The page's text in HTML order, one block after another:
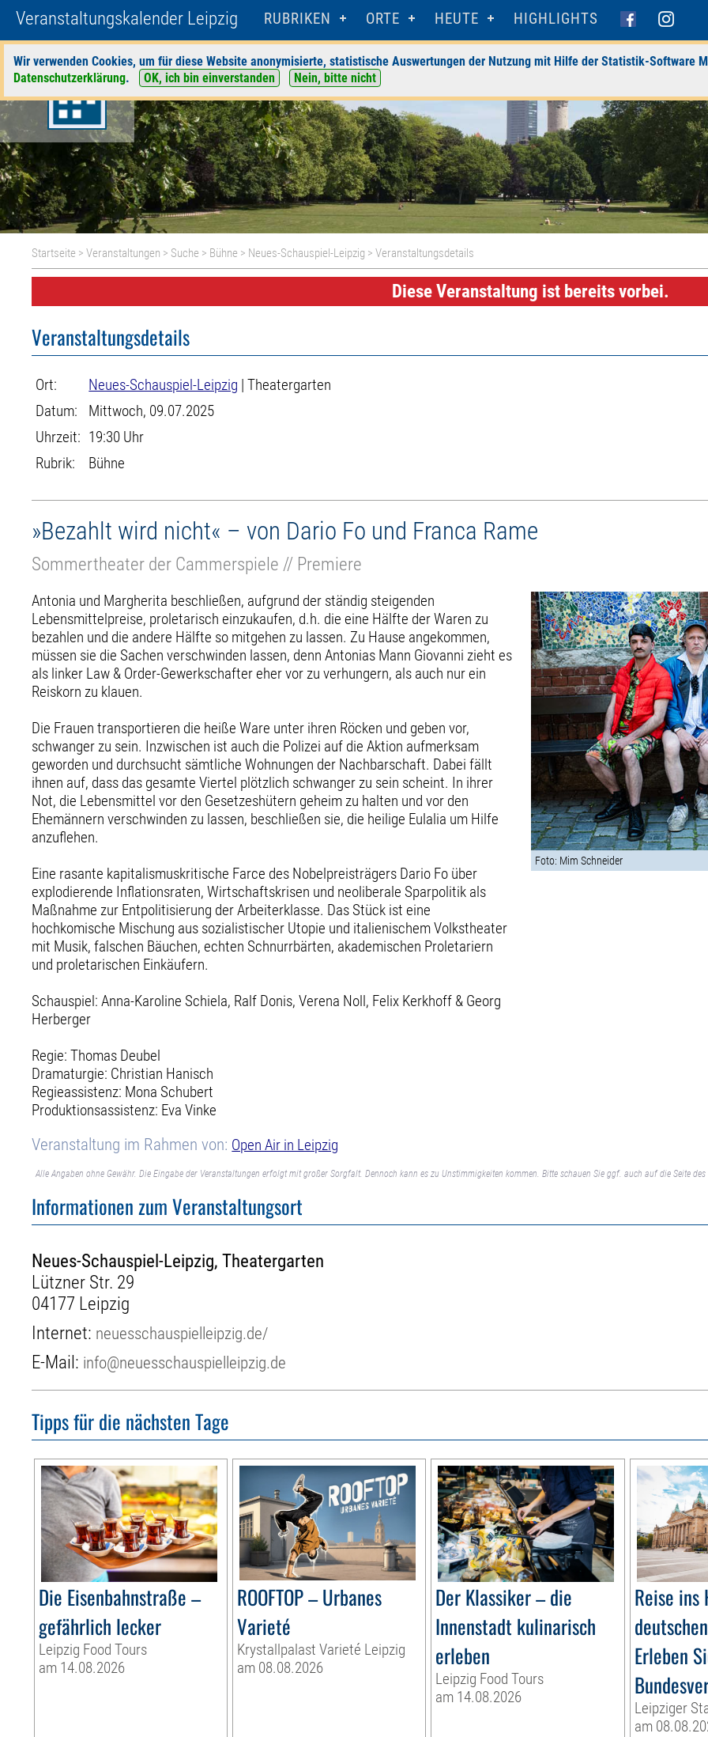
Veranstaltungskalender Leipzig RUBRIKEN ORTE HEUTE HIGHLIGHTS
Wir verwenden Cookies, um für diese Website anonymisierte, statistische Auswertungen der Nutzung mit Hilfe der Statistik-Software
Datenschutzerklärung. OK, ich bin einverstanden Nein, bitte nicht
Startseite >Veranstaltungen > Suche > Bühne > Neues-Schauspiel-Leipzig > Veranstaltungsdetails
Diese Veranstaltung ist bereits vorbei.
Veranstaltungsdetails
Ort: Neues-Schauspiel-Leipzig | Theatergarten
Datum:
Mittwoch, 09.07.2025
Uhrzeit: 19:30 Uhr
Rubrik:
Bühne
»Bezahlt wird nicht« – von Dario Fo und Franca Rame
Sommertheater der Cammerspiele // Premiere
Antonia und Margherita beschließen, aufgrund der ständig steigenden
Lebensmittelpreise, proletarisch einzukaufen, d.h. die eine Hälfte der Waren zu
bezahlen und die andere Hälfte so mitgehen zu lassen. Zu Hause angekommen,
müssen sie die Sachen verschwinden lassen, denn Antonias Mann Giovanni zieht es
als linker Law & Order-Gewerkschafter eher vor zu verhungern, als auch nur ein
Reiskorn zu klauen.
Die Frauen transportieren die heiße Ware unter ihren Röcken und geben vor,
schwanger zu sein. Inzwischen ist auch die Polizei auf die Aktion aufmerksam
geworden und durchsucht sämtliche Wohnungen der Nachbarschaft. Dabei fällt
ihnen auf, dass das gesamte Viertel plötzlich schwanger zu sein scheint. In ihrer
Not, die Lebensmittel vor den Gesetzeshütern geheim zu halten und vor den
Ehemännern verschwinden zu lassen, beschließen sie, die heilige Eulalia um Hilfe
anzuflehen.
Eine rasante kapitalismuskritische Farce des Nobelpreisträgers Dario Fo über
explodierende Inflationsraten, Wirtschaftskrisen und neoliberale Sparpolitik als
Maßnahme zur Entpolitisierung der Arbeiterklasse. Das Stück ist eine
hochkomische Mischung aus sozialistischer Utopie und italienischem Volkstheater
mit Musik, falschen Bäuchen, echten Schnurrbärten, akademischen Proletariern
und proletarischen Einkäufern.
Schauspiel: Anna-Karoline Schiela, Ralf Donis, Verena Noll, Felix Kerkhoff & Georg
Herberger
Regie: Thomas Deubel
Dramaturgie: Christian Hanisch
Regieassistenz: Mona Schubert
Produktionsassistenz: Eva Vinke
Veranstaltung im Rahmen von: Open Air in Leipzig
Foto: Mim Schneider
Alle Angaben ohne Gewähr. Die Eingabe der Veranstaltungen erfolgt mit großer Sorgfalt. Dennoch kann es zu Unstimmigkeiten kommen. Bitte schauen Sie ggf. auch auf die Seite
Informationen zum Veranstaltungsort
Neues-Schauspiel-Leipzig, Theatergarten
Lützner Str. 29
04177 Leipzig
Internet: neuesschauspielleipzig.de/
E-Mail: info@neuesschauspielleipzig.de
Tipps für die nächsten Tage
Die Eisenbahnstraße –
gefährlich lecker
Leipzig Food Tours
am 14.08.2026
ROOFTOP – Urbanes
Varieté
Krystallpalast Varieté Leipzig
am 08.08.2026
Der Klassiker – die
Innenstadt kulinarisch
erleben
Leipzig Food Tours
am 14.08.2026
Reise ins
Erleben
Leipziger
am